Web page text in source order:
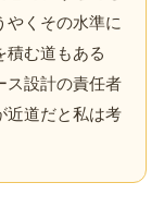
やくその水準に
積む道もある
ス設計の責任者
近道だと私は考